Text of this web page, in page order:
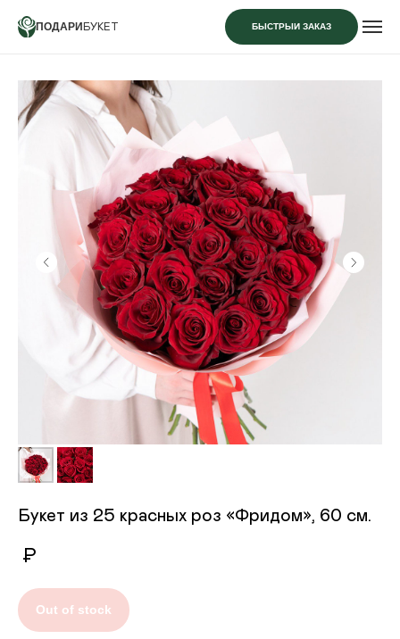
ПОДАРИ БУКЕТ БЫСТРЫЙ ЗАКАЗ
Букет из 25 красных роз «Фридом», 60 см.
₽
Out of stock